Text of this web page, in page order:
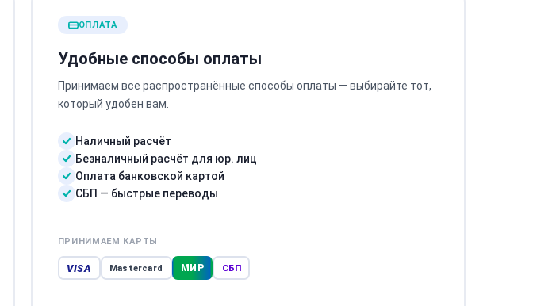
ОПЛАТА
Удобные способы оплаты
Принимаем все распространённые способы оплаты — выбирайте тот,
который удобен вам.
Наличный расчёт
Безналичный расчёт для юр. лиц
Оплата банковской картой
СБП — быстрые переводы
ПРИНИМАЕМ КАРТЫ
VISA Mastercard МИР СБП